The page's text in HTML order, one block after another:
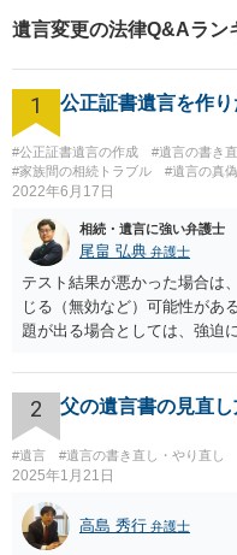
遺言変更の法律Q&Aラン
1 公正証書遺言を作り
#公正証書遺言の作成 #遺言の書き
#家族間の相続トラブル
#遺言の真
2022年6月17日
相続・遺言に強い弁護士
尾畠 弘典 弁護士
テスト結果が悪かった場合は
じる（無効など）可能性があ
題が出る場合としては、強迫
すが、弁護士に作成を依頼す
ースが多いと思います。 報
律の基準はありません。
2 父の遺言書の見直
#遺言 #遺言の書き直し・やり直し
2025年1月21日
高島 秀行 弁護士